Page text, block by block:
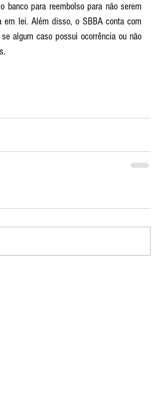
banco para reembolso para não serem
em lei. Além disso, o SBBA conta com
algum caso possui ocorrência ou não